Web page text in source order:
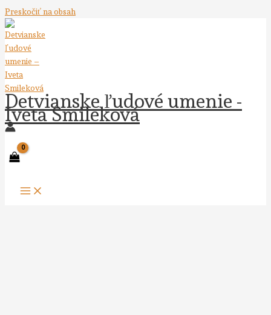
Preskočiť na obsah
Detvianske ľudové umenie -
Iveta Smileková